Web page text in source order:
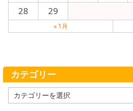
28
29
« 1月
カテゴリー
テ